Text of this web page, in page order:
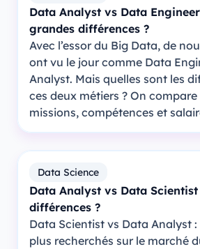
Data Analyst vs Data
grandes différences ?
Avec l’essor du Big Data, de
ont vu le jour comme Data
Analyst. Mais quelles sont les
ces deux métiers ? On compare
missions, compétences et
Data Science
Data Analyst vs Data
différences ?
Data Scientist vs Data Analyst :
plus recherchés sur le marché